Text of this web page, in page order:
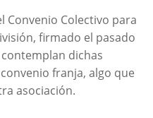
Convenio Colectivo para
firmado el pasado
dichas
franja, algo que
asociación.